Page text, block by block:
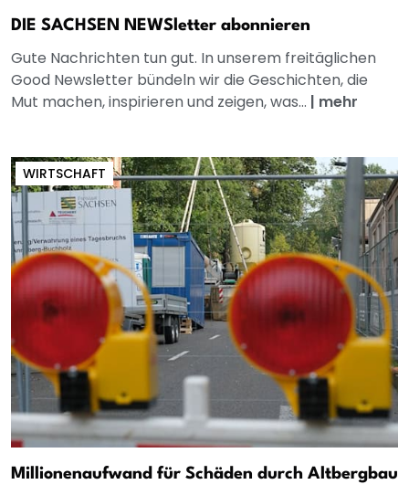
DIE SACHSEN NEWSletter abonnieren
Gute Nachrichten tun gut. In unserem freitäglichen
Good Newsletter bündeln wir die Geschichten, die
Mut machen, inspirieren und zeigen, was... | mehr
WIRTSCHAFT
Millionenaufwand für Schäden durch Altbergbau